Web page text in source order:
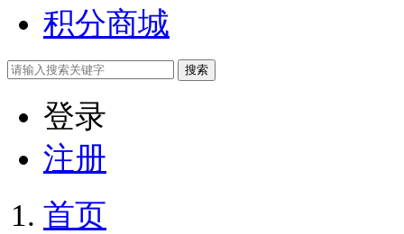
积分商城
搜索
登录
注册
首页